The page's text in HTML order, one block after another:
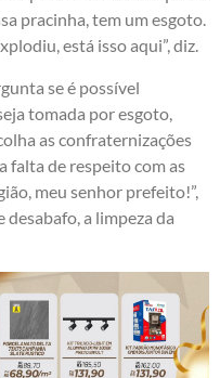
pracinha, tem um esgoto.
está isso aqui”, diz.
se é possível
tomada por esgoto,
as confraternizações
falta de respeito com as
meu senhor prefeito!”,
desabafo, a limpeza da